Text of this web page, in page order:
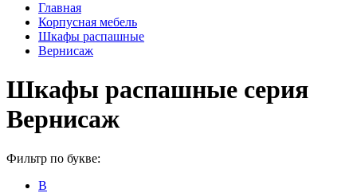
Главная
Корпусная мебель
Шкафы распашные
Вернисаж
Шкафы распашные серия
Вернисаж
Фильтр по букве:
В